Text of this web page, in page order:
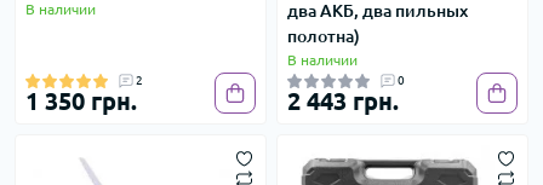
В наличии
2
1 350 грн.
два АКБ, два пильных
полотна)
В наличии
0
2 443 грн.